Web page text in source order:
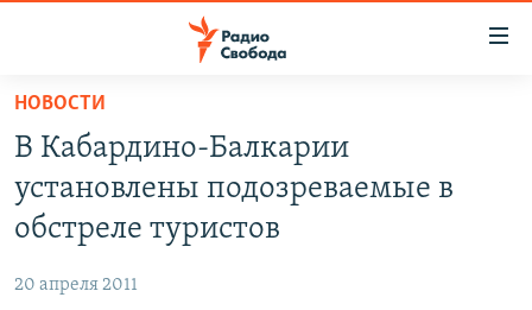
упрощенного
доступа
основному
Вернутся
ПРОГРАММЫ
ПОДКАСТЫ
АВТОРСКИЕ ПРОЕКТЫ
МНЕНИЯ
НОВОСТИ
В Кабардино-Балкарии
установлены подозреваемые в
обстреле туристов
20 апреля 2011